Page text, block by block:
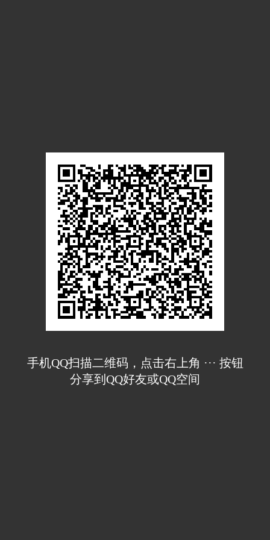
手机QQ扫描二维码，点击右上角 ··· 按钮
分享到QQ好友或QQ空间